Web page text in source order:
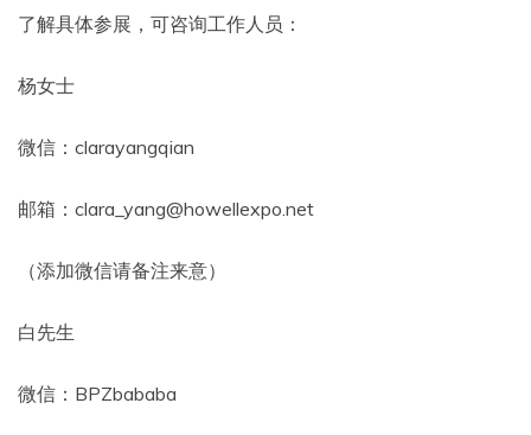
了解具体参展，可咨询工作人员：
杨女士
微信：clarayangqian
邮箱：clara_yang@howellexpo.net
（添加微信请备注来意）
白先生
微信：BPZbababa